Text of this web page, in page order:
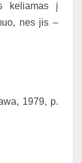
keliamas į
nes jis –
1979, p.